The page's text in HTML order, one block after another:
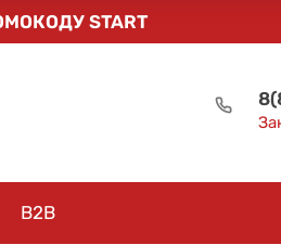
START
B2B